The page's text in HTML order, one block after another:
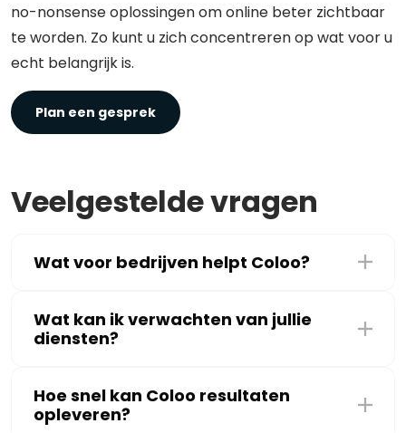
no-nonsense oplossingen om online beter zichtbaar
te worden. Zo kunt u zich concentreren op wat voor u
echt belangrijk is.
Plan een gesprek
Veelgestelde vragen
Wat voor bedrijven helpt Coloo?
Wat kan ik verwachten van jullie
diensten?
Hoe snel kan Coloo resultaten
opleveren?